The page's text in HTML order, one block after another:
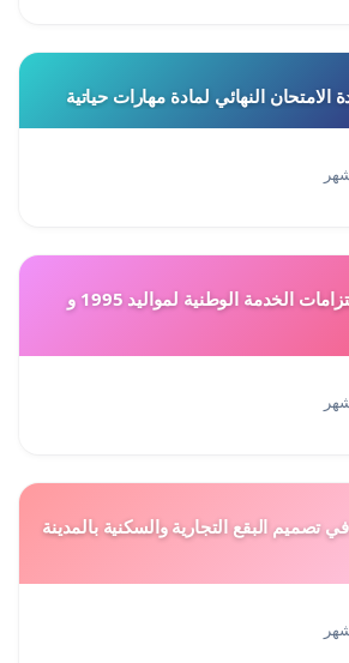
النهائي لمادة مهارات حياتية
استصدار إعفاء من إلتزامات الخدمة الوطنية لمواليد 1995 و
تصميم البقع التجارية والسكنية بالمدينة